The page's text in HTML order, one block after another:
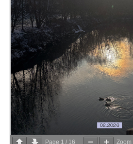
Page 1 / 16 Zoom